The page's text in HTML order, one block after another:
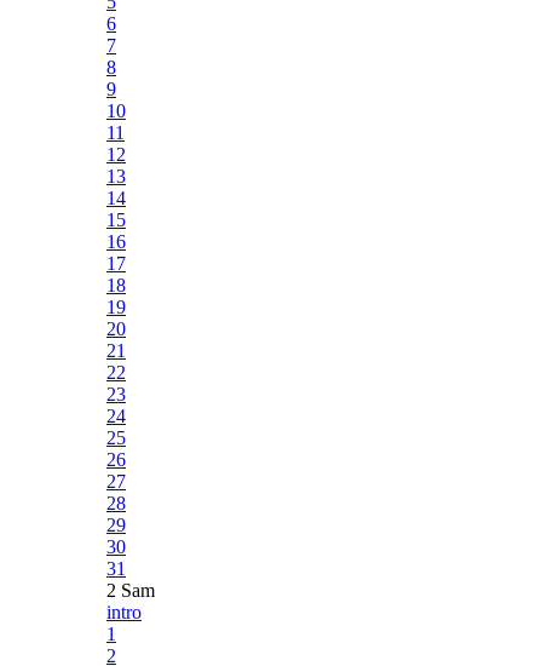
6
7
8
9
10
11
12
13
14
15
16
17
18
19
20
21
22
23
24
25
26
27
28
29
30
31
2 Sam
intro
1
2